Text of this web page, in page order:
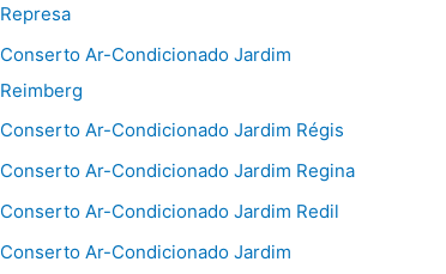
Represa
Conserto Ar-Condicionado Jardim
Reimberg
Conserto Ar-Condicionado Jardim Régis
Conserto Ar-Condicionado Jardim Regina
Conserto Ar-Condicionado Jardim Redil
Conserto Ar-Condicionado Jardim